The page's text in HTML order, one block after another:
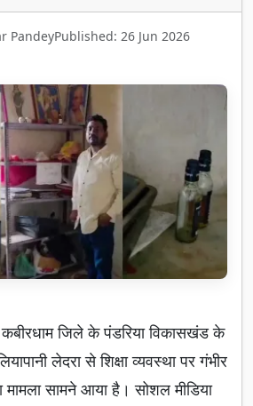
PandeyPublished: 26 Jun 2026
जिले के पंडरिया विकासखंड के
लेदरा से शिक्षा व्यवस्था पर गंभीर
सामने आया है। सोशल मीडिया